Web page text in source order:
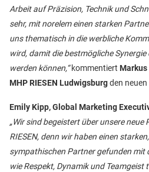
Arbeit auf Präzision, Technik und
sehr, mit norelem einen starken
uns thematisch in die werbliche
wird, damit die bestmögliche
werden können,“kommentiert
MHP RIESEN Ludwigsburgden
Emily Kipp, Global Marketing
„Wir sind begeistert über unsere
RIESEN, denn wir haben einen
sympathischen Partner gefunden mit
wie Respekt, Dynamik und Teamgeist